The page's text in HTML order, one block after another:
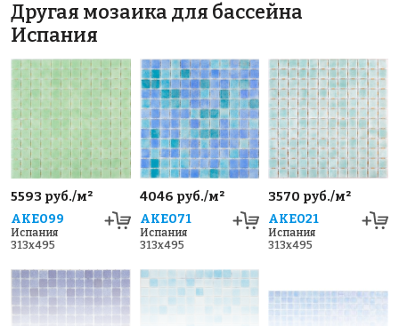
Другая мозаика для бассейна
Испания
5593 руб./м²
AKE099
Испания
313x495
4046 руб./м²
AKE071
Испания
313x495
3570 руб./м²
AKE021
Испания
313x495